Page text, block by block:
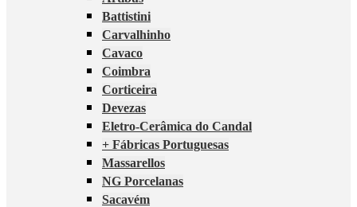
Battistini
Carvalhinho
Cavaco
Coimbra
Corticeira
Devezas
Eletro-Cerâmica do Candal
+ Fábricas Portuguesas
Massarellos
NG Porcelanas
Sacavém